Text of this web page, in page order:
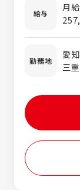
安心くださ
ー
界
部
ラ
給与
月給
※2
勤務地
愛
三